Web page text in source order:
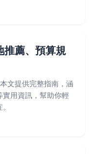
薦、預算規
文提供完整指南，涵
用資訊，幫助你輕